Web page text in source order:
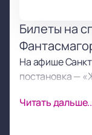
Билеты на
На афише
постановка —
адресу:
Читать